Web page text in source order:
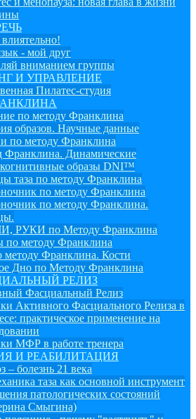
- мой друг
вниманием группы
И УПРАВЛЕНИЕ
Пилатес-студия
по методу Франклина
образов. Научные данные
по методу Франклина
Франклина. Динамические
образы DNI™
таза по методу Франклина
по методу Франклина
по методу Франклина.
РУКИ по Методу Франклина
по методу Франклина
методу Франклина. Кости
Дно по Методу Франклина
РЕЛИЗ
Фасциальный Релиз
Активного Фасциального Релиза в
практическое применение на
МФР в работе тренера
И РЕАБИЛИТАЦИЯ
– болезнь 21 века
таза как основной инструмент
патологических состояний
Смыгина)